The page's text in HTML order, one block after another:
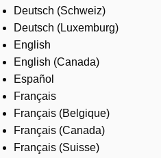
Where to buy
Contact us
Careers
Deutsch (Schweiz)
Deutsch (Luxemburg)
English
English (Canada)
Español
Français
Français (Belgique)
Français (Canada)
Français (Suisse)